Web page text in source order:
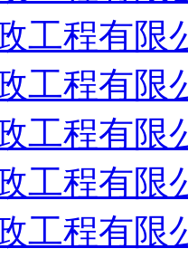
工程有限
工程有限
工程有限
工程有限
工程有限